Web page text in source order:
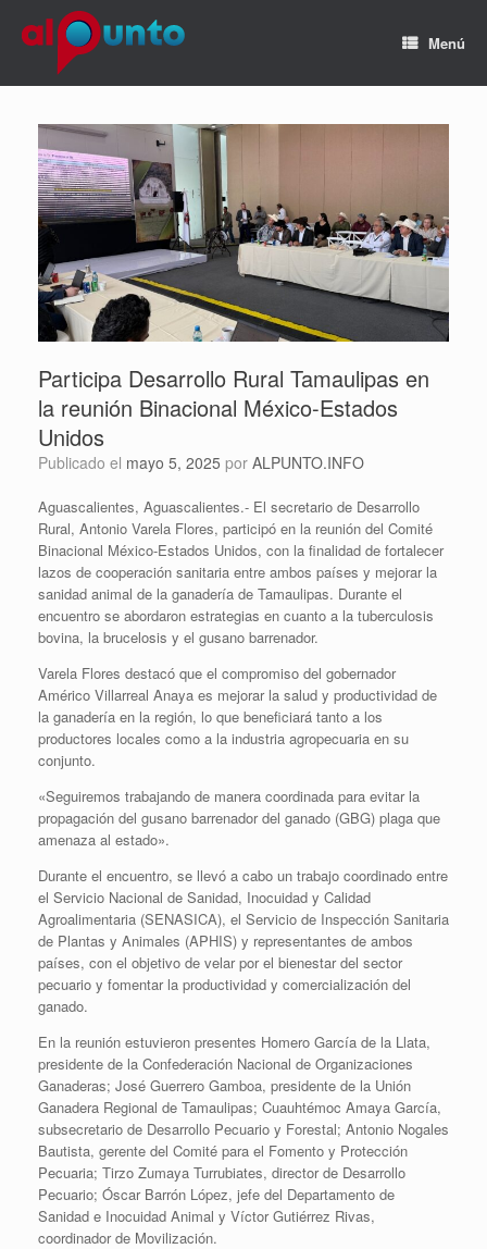
Menú
Participa Desarrollo Rural Tamaulipas en
la reunión Binacional México-Estados
Unidos
Publicado el mayo 5, 2025 por ALPUNTO.INFO
Aguascalientes, Aguascalientes.- El secretario de Desarrollo
Rural, Antonio Varela Flores, participó en la reunión del Comité
Binacional México-Estados Unidos, con la finalidad de fortalecer
lazos de cooperación sanitaria entre ambos países y mejorar la
sanidad animal de la ganadería de Tamaulipas. Durante el
encuentro se abordaron estrategias en cuanto a la tuberculosis
bovina, la brucelosis y el gusano barrenador.
Varela Flores destacó que el compromiso del gobernador
Américo Villarreal Anaya es mejorar la salud y productividad de
la ganadería en la región, lo que beneficiará tanto a los
productores locales como a la industria agropecuaria en su
conjunto.
«Seguiremos trabajando de manera coordinada para evitar la
propagación del gusano barrenador del ganado (GBG) plaga que
amenaza al estado».
Durante el encuentro, se llevó a cabo un trabajo coordinado entre
el Servicio Nacional de Sanidad, Inocuidad y Calidad
Agroalimentaria (SENASICA), el Servicio de Inspección Sanitaria
de Plantas y Animales (APHIS) y representantes de ambos
países, con el objetivo de velar por el bienestar del sector
pecuario y fomentar la productividad y comercialización del
ganado.
En la reunión estuvieron presentes Homero García de la Llata,
presidente de la Confederación Nacional de Organizaciones
Ganaderas; José Guerrero Gamboa, presidente de la Unión
Ganadera Regional de Tamaulipas; Cuauhtémoc Amaya García,
subsecretario de Desarrollo Pecuario y Forestal; Antonio Nogales
Bautista, gerente del Comité para el Fomento y Protección
Pecuaria; Tirzo Zumaya Turrubiates, director de Desarrollo
Pecuario; Óscar Barrón López, jefe del Departamento de
Sanidad e Inocuidad Animal y Víctor Gutiérrez Rivas,
coordinador de Movilización.